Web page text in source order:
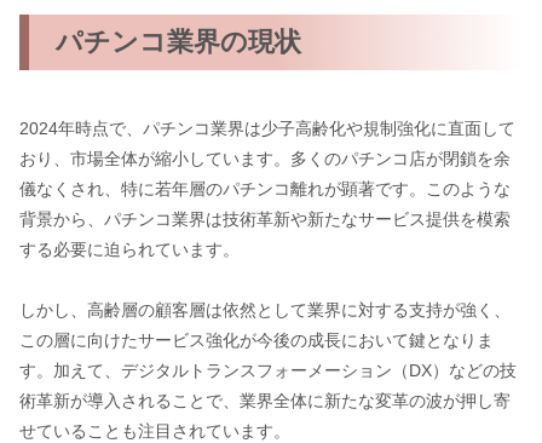
パチンコ業界の現状
2024年時点で、パチンコ業界は少子高齢化や規制強化に直面して
おり、市場全体が縮小しています。多くのパチンコ店が閉鎖を余
儀なくされ、特に若年層のパチンコ離れが顕著です。このような
背景から、パチンコ業界は技術革新や新たなサービス提供を模索
する必要に迫られています。
しかし、高齢層の顧客層は依然として業界に対する支持が強く、
この層に向けたサービス強化が今後の成長において鍵となりま
す。加えて、デジタルトランスフォーメーション（DX）などの技
術革新が導入されることで、業界全体に新たな変革の波が押し寄
せていることも注目されています。